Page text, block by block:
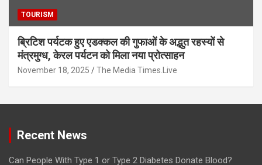
TOURISM
ब्रिटिश पर्यटक हुए एडक्कल की गुफाओं के अद्भुत रहस्यों से
मंत्रमुग्ध, केरल पर्यटन को मिला नया प्रोत्साहन
November 18, 2025 The Media Times.Live
Recent News
Can People With Type 1 or Type 2 Diabetes Donate Blood?